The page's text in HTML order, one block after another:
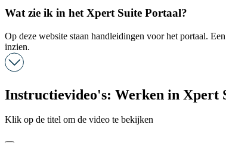
Wat zie ik in het Xpert Suite Portaal?
Op deze website staan handleidingen voor het portaal.
inzien.
Instructievideo's: Werken in Xpert
Klik op de titel om de video te bekijken